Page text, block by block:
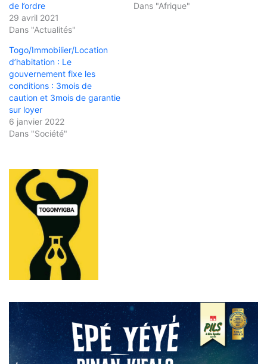
de l’ordre
29 avril 2021
Dans "Actualités"
Dans "Afrique"
Togo/Immobilier/Location
d’habitation : Le
gouvernement fixe les
conditions : 3mois de
caution et 3mois de garantie
sur loyer
6 janvier 2022
Dans "Société"